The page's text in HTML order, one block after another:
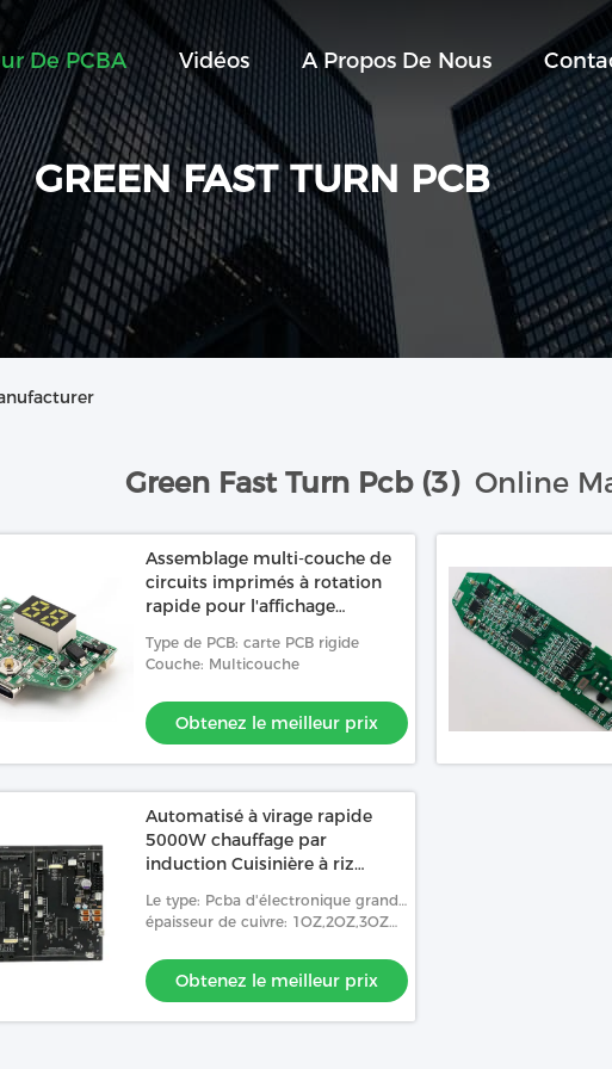
De PCBA Vidéos A Propos De Nous
GREEN FAST TURN PCB
Green Fast Turn Pcb (3) Online
Assemblage multi-couche de
circuits imprimés à rotation
rapide pour l'affichage
Type de PCB: carte PCB rigide
Couche: Multicouche
Obtenez le meilleur prix
Automatisé à virage rapide
5000W chauffage par
induction Cuisinière à riz
PCB
Le type: Pcba d'électronique grand
public
épaisseur de cuivre: 1OZ,2OZ,3OZ
Obtenez le meilleur prix